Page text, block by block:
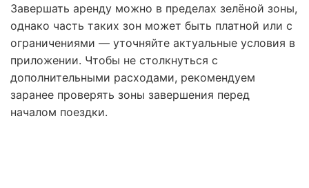
Завершать аренду можно в пределах зелёной зоны,
однако часть таких зон может быть платной или с
ограничениями — уточняйте актуальные условия в
приложении. Чтобы не столкнуться с
дополнительными расходами, рекомендуем
заранее проверять зоны завершения перед
началом поездки.